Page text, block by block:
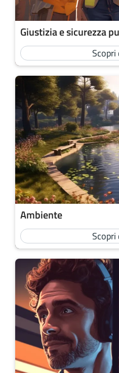
Giustizia e sicurezza
Scopri
Ambiente
Scopri